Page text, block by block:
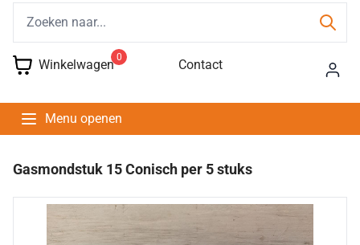
Winkelwagen 0 Contact
Menu openen
Gasmondstuk 15 Conisch per 5 stuks